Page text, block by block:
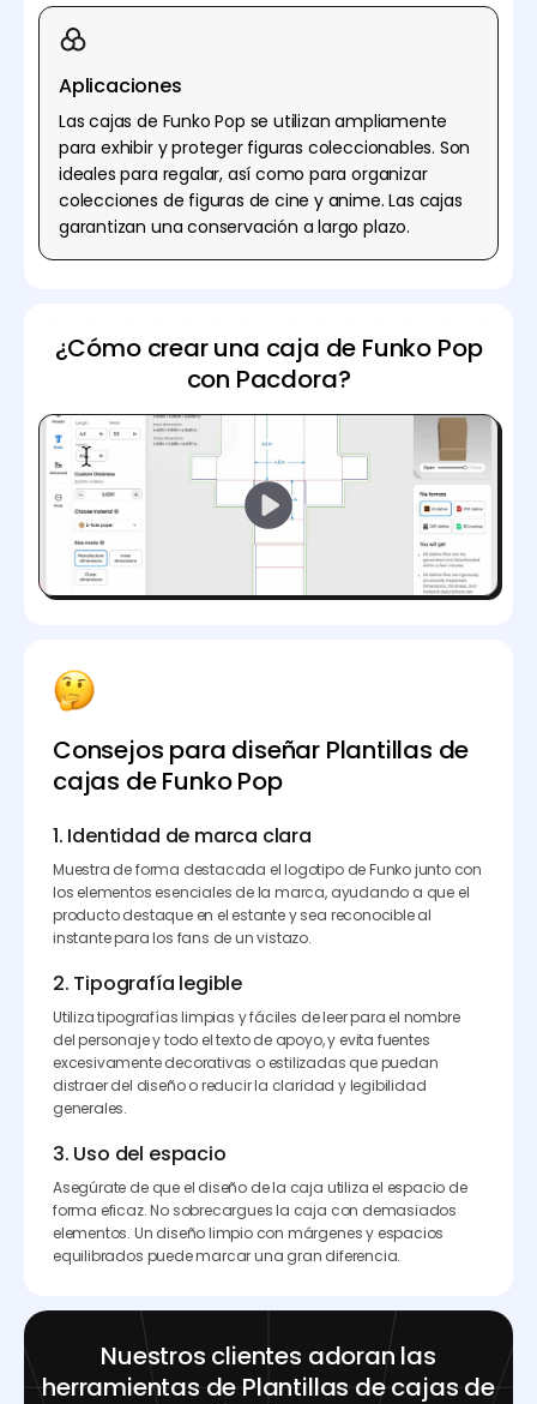
Aplicaciones
Las cajas de Funko Pop se utilizan ampliamente
para exhibir y proteger figuras coleccionables. Son
ideales para regalar, así como para organizar
colecciones de figuras de cine y anime. Las cajas
garantizan una conservación a largo plazo.
¿Cómo crear una caja de Funko Pop
con Pacdora?
Consejos para diseñar Plantillas de
cajas de Funko Pop
1. Identidad de marca clara
Muestra de forma destacada el logotipo de Funko junto con
los elementos esenciales de la marca, ayudando a que el
producto destaque en el estante y sea reconocible al
instante para los fans de un vistazo.
2. Tipografía legible
Utiliza tipografías limpias y fáciles de leer para el nombre
del personaje y todo el texto de apoyo, y evita fuentes
excesivamente decorativas o estilizadas que puedan
distraer del diseño o reducir la claridad y legibilidad
generales.
3. Uso del espacio
Asegúrate de que el diseño de la caja utiliza el espacio de
forma eficaz. No sobrecargues la caja con demasiados
elementos. Un diseño limpio con márgenes y espacios
equilibrados puede marcar una gran diferencia.
Nuestros clientes adoran las
herramientas de Plantillas de cajas de